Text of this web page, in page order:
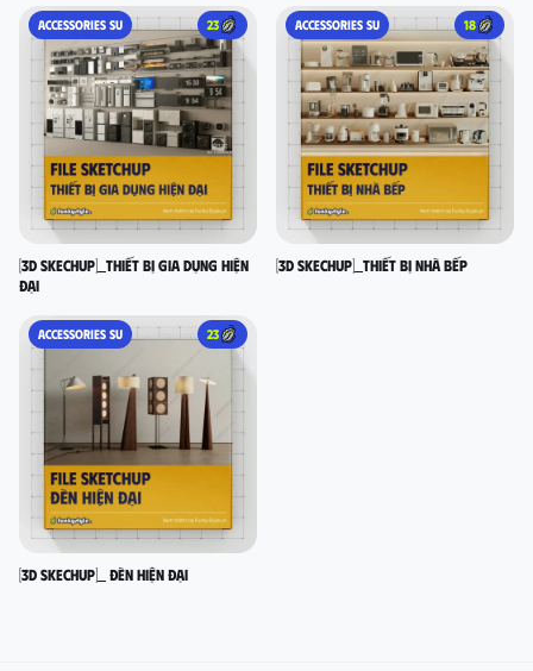
ACCESSORIES SU 23
[3D SKECHUP]_Thiết bị gia dụng hiện
đại
ACCESSORIES SU 18
[3D SKECHUP]_Thiết bị nhà bếp
ACCESSORIES SU 23
[3D SKECHUP]_ Đèn hiện đại